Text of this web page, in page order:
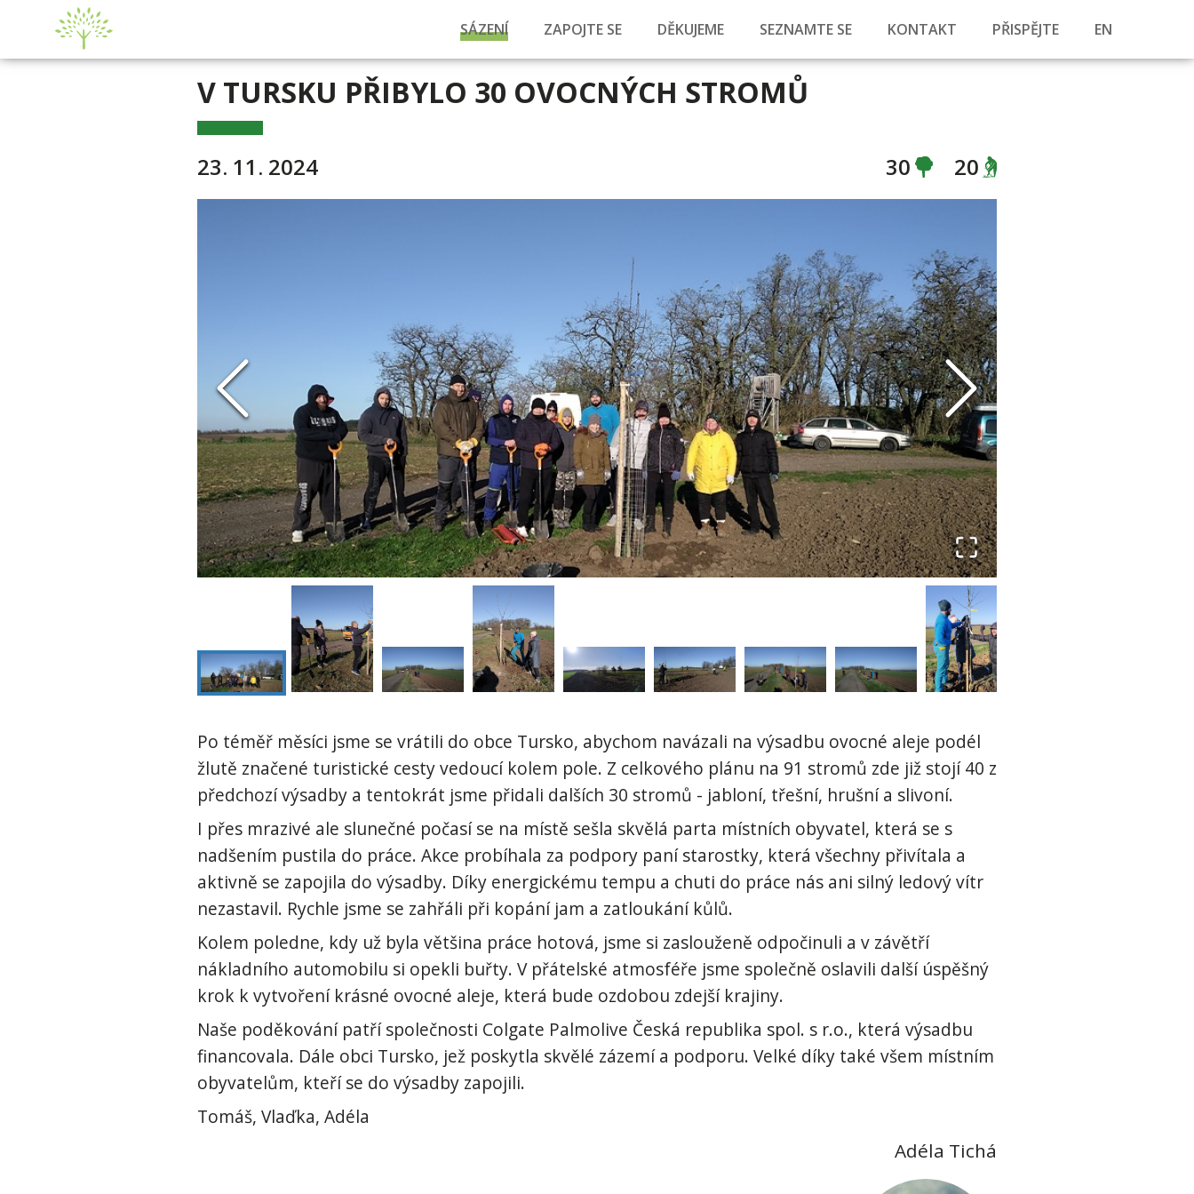
SÁZENÍ ZAPOJTE SE DĚKUJEME SEZNAMTE SE KONTAKT PŘISPĚJTE EN
V TURSKU PŘIBYLO 30 OVOCNÝCH STROMŮ
23. 11. 2024 30 20
Po téměř měsíci jsme se vrátili do obce Tursko, abychom navázali na výsadbu ovocné aleje podél
žlutě značené turistické cesty vedoucí kolem pole. Z celkového plánu na 91 stromů zde již stojí 40 z
předchozí výsadby a tentokrát jsme přidali dalších 30 stromů - jabloní, třešní, hrušní a slivoní.
I přes mrazivé ale slunečné počasí se na místě sešla skvělá parta místních obyvatel, která se s
nadšením pustila do práce. Akce probíhala za podpory paní starostky, která všechny přivítala a
aktivně se zapojila do výsadby. Díky energickému tempu a chuti do práce nás ani silný ledový vítr
nezastavil. Rychle jsme se zahřáli při kopání jam a zatloukání kůlů.
Kolem poledne, kdy už byla většina práce hotová, jsme si zaslouženě odpočinuli a v závětří
nákladního automobilu si opekli buřty. V přátelské atmosféře jsme společně oslavili další úspěšný
krok k vytvoření krásné ovocné aleje, která bude ozdobou zdejší krajiny.
Naše poděkování patří společnosti Colgate Palmolive Česká republika spol. s r.o., která výsadbu
financovala. Dále obci Tursko, jež poskytla skvělé zázemí a podporu. Velké díky také všem místním
obyvatelům, kteří se do výsadby zapojili.
Tomáš, Vlaďka, Adéla
Adéla Tichá